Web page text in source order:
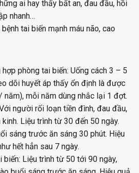
ai hay thấy bất an, đau đầu, hồi
nhanh…
tai biến mạnh máu não, cao
phòng tai biến: Uống cách 3 – 5
dõi huyết áp thấy ổn định là được
mỗi năm dùng nhắc lại 1 đợt.
người rối loạn tiền đình, đau đầu,
Liệu trình từ 30 đến 50 ngày.
sáng trước ăn sáng 30 phút. Hiệu
hết hẳn sau 7 ngày.
biến: Liệu trình từ 50 tới 90 ngày,